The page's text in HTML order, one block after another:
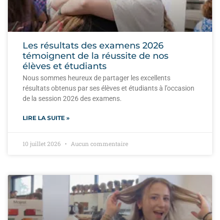
Les résultats des examens 2026
témoignent de la réussite de nos
élèves et étudiants
Nous sommes heureux de partager les excellents
résultats obtenus par ses élèves et étudiants à l’occasion
de la session 2026 des examens.
LIRE LA SUITE »
10 juillet 2026 Aucun commentaire